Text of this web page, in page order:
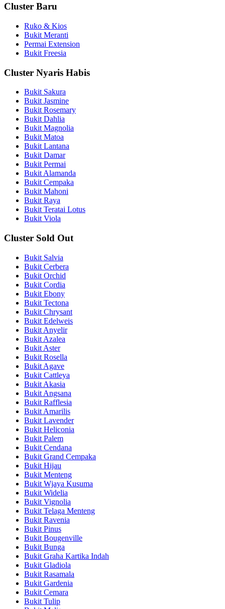
Cluster Baru
Ruko & Kios
Bukit Meranti
Permai Extension
Bukit Freesia
Cluster Nyaris Habis
Bukit Sakura
Bukit Jasmine
Bukit Rosemary
Bukit Dahlia
Bukit Magnolia
Bukit Matoa
Bukit Lantana
Bukit Damar
Bukit Permai
Bukit Alamanda
Bukit Cempaka
Bukit Mahoni
Bukit Raya
Bukit Teratai Lotus
Bukit Viola
Cluster Sold Out
Bukit Salvia
Bukit Cerbera
Bukit Orchid
Bukit Cordia
Bukit Ebony
Bukit Tectona
Bukit Chrysant
Bukit Edelweis
Bukit Anyelir
Bukit Azalea
Bukit Aster
Bukit Rosella
Bukit Agave
Bukit Cattleya
Bukit Akasia
Bukit Angsana
Bukit Rafflesia
Bukit Amarilis
Bukit Lavender
Bukit Heliconia
Bukit Palem
Bukit Cendana
Bukit Grand Cempaka
Bukit Hijau
Bukit Menteng
Bukit Wjaya Kusuma
Bukit Widelia
Bukit Vignolia
Bukit Telaga Menteng
Bukit Ravenia
Bukit Pinus
Bukit Bougenville
Bukit Bunga
Bukit Graha Kartika Indah
Bukit Gladiola
Bukit Rasamala
Bukit Gardenia
Bukit Cemara
Bukit Tulip